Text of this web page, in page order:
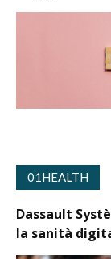
01HEALTH
Dassault
la sanità